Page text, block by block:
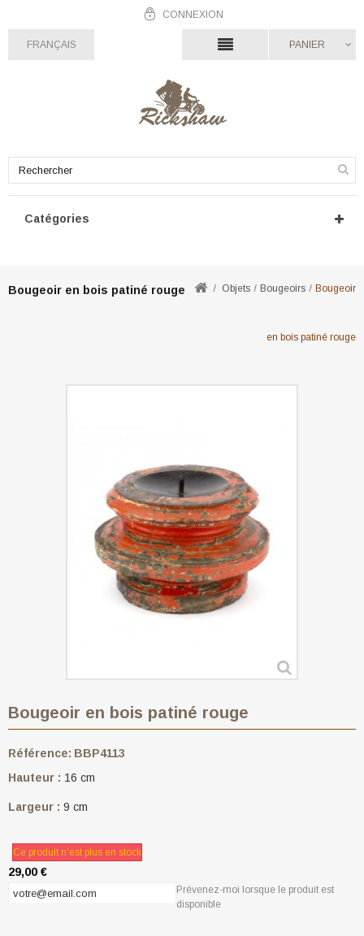
CONNEXION
FRANÇAIS PANIER
Catégories
Bougeoir en bois patiné rouge Objets Bougeoirs Bougeoir
en bois patiné rouge
Bougeoir en bois patiné rouge
Référence: BBP4113
Hauteur : 16 cm
Largeur : 9 cm
Ce produit n'est plus en stock
29,00 €
Prévenez-moi lorsque le produit est
disponible